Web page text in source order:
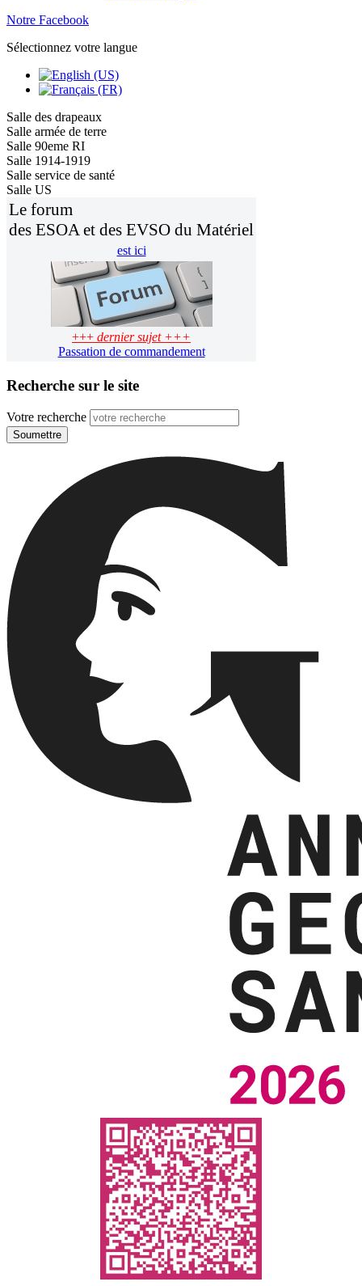
Notre Facebook
Sélectionnez votre langue
Salle des drapeaux
Salle armée de terre
Salle 90eme RI
Salle 1914-1919
Salle service de santé
Salle US
Le forum
des ESOA et des EVSO du Matériel
est ici
+++ dernier sujet +++
Passation de commandement
Recherche sur le site
Votre recherche
Soumettre